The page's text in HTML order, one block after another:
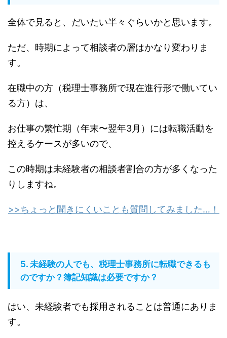
全体で見ると、だいたい半々ぐらいかと思います。
ただ、時期によって相談者の層はかなり変わりま
す。
在職中の方（税理士事務所で現在進行形で働いてい
る方）は、
お仕事の繁忙期（年末〜翌年3月）には転職活動を
控えるケースが多いので、
この時期は未経験者の相談者割合の方が多くなった
りしますね。
>>ちょっと聞きにくいことも質問してみました…！
5. 未経験の人でも、税理士事務所に転職できるも
のですか？簿記知識は必要ですか？
はい、未経験者でも採用されることは普通にありま
す。